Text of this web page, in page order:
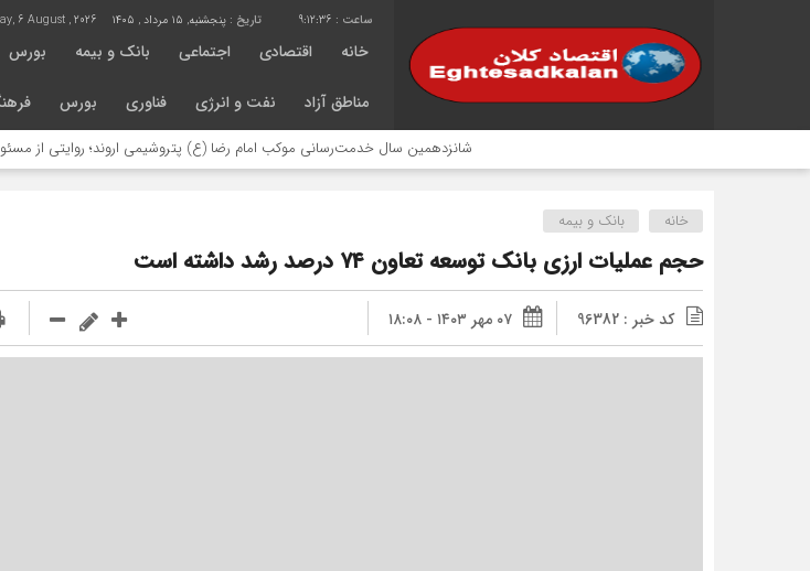
9:12:36 تاریخ : پنجشنبه, ۱۵ مرداد , ۱۴۰۵ 6 August , 2026
خانه اقتصادی اجتماعی بانک و بیمه بورس
مناطق آزاد نفت و انرژی فناوری بورس
شانزدهمین سال خدمت‌رسانی موکب امام رضا (ع) پتروشیمی اروند؛ روایتی از مسئولیت
خانه بانک و بیمه
حجم عملیات ارزی بانک توسعه تعاون ۷۴ درصد رشد داشته است
کد خبر : 96382 ۰۷ مهر ۱۴۰۳ - ۱۸:۰۸